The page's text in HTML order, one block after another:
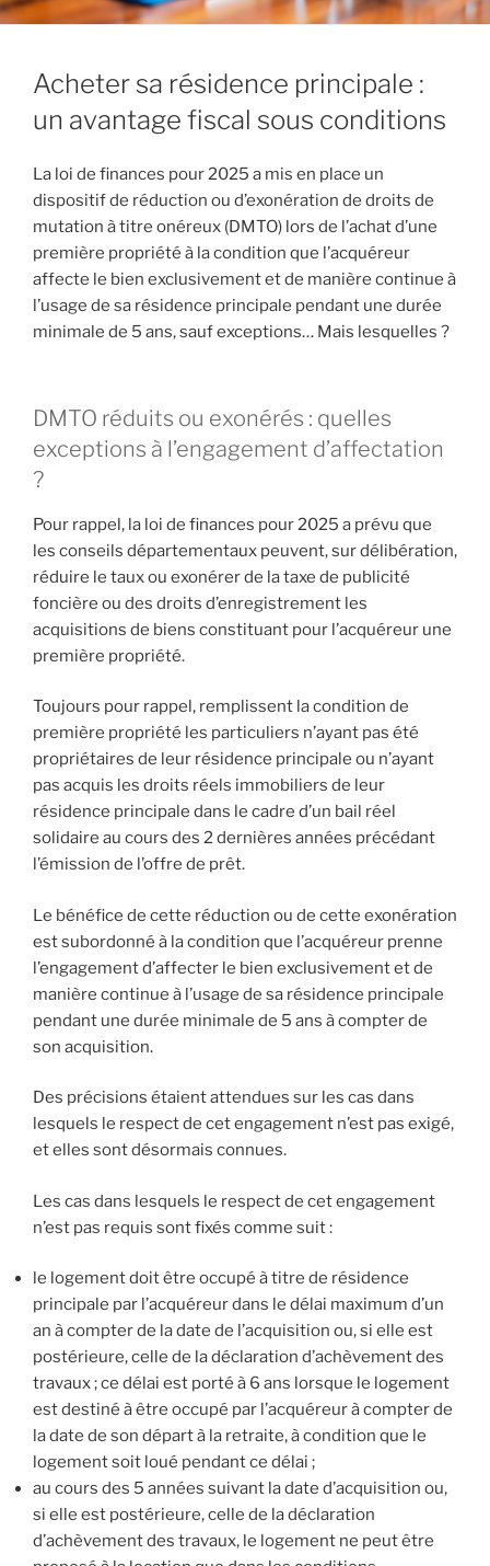
Acheter sa résidence principale :
un avantage fiscal sous conditions
La loi de finances pour 2025 a mis en place un
dispositif de réduction ou d’exonération de droits de
mutation à titre onéreux (DMTO) lors de l’achat d’une
première propriété à la condition que l’acquéreur
affecte le bien exclusivement et de manière continue à
l’usage de sa résidence principale pendant une durée
minimale de 5 ans, sauf exceptions… Mais lesquelles ?
DMTO réduits ou exonérés : quelles
exceptions à l’engagement d’affectation
?
Pour rappel, la loi de finances pour 2025 a prévu que
les conseils départementaux peuvent, sur délibération,
réduire le taux ou exonérer de la taxe de publicité
foncière ou des droits d’enregistrement les
acquisitions de biens constituant pour l’acquéreur une
première propriété.
Toujours pour rappel, remplissent la condition de
première propriété les particuliers n’ayant pas été
propriétaires de leur résidence principale ou n’ayant
pas acquis les droits réels immobiliers de leur
résidence principale dans le cadre d’un bail réel
solidaire au cours des 2 dernières années précédant
l’émission de l’offre de prêt.
Le bénéfice de cette réduction ou de cette exonération
est subordonné à la condition que l’acquéreur prenne
l’engagement d’affecter le bien exclusivement et de
manière continue à l’usage de sa résidence principale
pendant une durée minimale de 5 ans à compter de
son acquisition.
Des précisions étaient attendues sur les cas dans
lesquels le respect de cet engagement n’est pas exigé,
et elles sont désormais connues.
Les cas dans lesquels le respect de cet engagement
n’est pas requis sont fixés comme suit :
le logement doit être occupé à titre de résidence
principale par l’acquéreur dans le délai maximum d’un
an à compter de la date de l’acquisition ou, si elle est
postérieure, celle de la déclaration d’achèvement des
travaux ; ce délai est porté à 6 ans lorsque le logement
est destiné à être occupé par l’acquéreur à compter de
la date de son départ à la retraite, à condition que le
logement soit loué pendant ce délai ;
au cours des 5 années suivant la date d’acquisition ou,
si elle est postérieure, celle de la déclaration
d’achèvement des travaux, le logement ne peut être